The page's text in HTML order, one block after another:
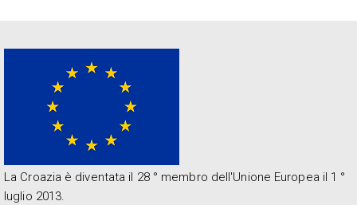
La Croazia è diventata il 28 ° membro dell'Unione Europea il 1 °
luglio 2013.